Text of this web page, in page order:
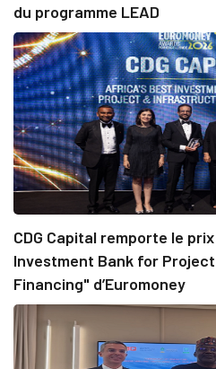
du programme LEAD
CDG Capital remporte le
Investment Bank for
Financing" d’Euromoney